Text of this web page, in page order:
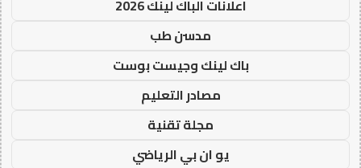
اعلانات الباك لينك 2026
مدسن طب
باك لينك وجيست بوست
مصادر التعليم
مجلة تقنية
يو ان بي الرياضي